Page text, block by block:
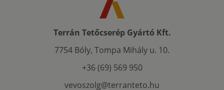
Terrán Tetőcserép Gyártó Kft.
7754 Bóly, Tompa Mihály u. 10.
+36 (69) 569 950
vevoszolg@terranteto.hu